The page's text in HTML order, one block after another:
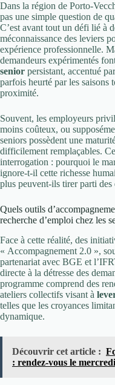
Dans la région de Porto-
pas une simple question de
C’est avant tout un défi lié à
méconnaissance des leviers
expérience professionnelle.
demandeurs expérimentés
senior persistant, accentué
parfois heurté par les saisons
proximité.
Souvent, les employeurs
moins coûteux, ou
seniors possèdent une
difficilement remplaçables.
interrogation : pourquoi le
ignore-t-il cette richesse
plus peuvent-ils tirer parti des
Quels outils
recherche d’emploi chez les
Face à cette réalité, des
« Accompagnement 2.0 »,
partenariat avec BGE et
directe à la détresse des
programme comprend des
ateliers collectifs visant à
telles que les croyances
dynamique.
Découvrir cet article :
: rendez-vous le